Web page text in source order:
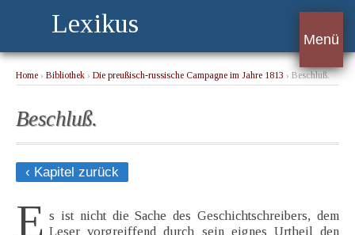
Lexikus
Menü
Home › Bibliothek › Die preußisch-russische Campagne im Jahre 1813 › Beschluß.
Beschluß.
‹ Kapitel zurück
E s ist nicht die Sache des Geschichtschreibers, dem
Leser vorgreiffend durch sein eignes Urtheil den